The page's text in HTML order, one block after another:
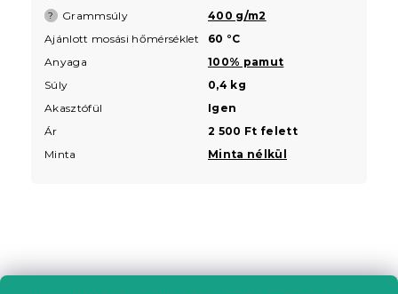
? Grammsúly
400 g/m2
Ajánlott mosási hőmérséklet
60 °C
Anyaga
100% pamut
Súly
0,4 kg
Akasztófül
Igen
Ár
2 500 Ft felett
Minta
Minta nélkül
á